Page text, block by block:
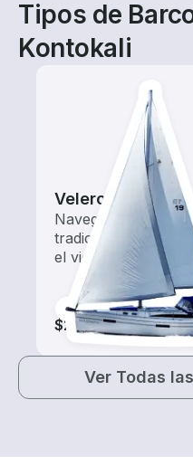
Tipos de
Kontokali
Veleros
Navega con estos
tradicionales
el viento.
$265-$1,915
Ver Todas